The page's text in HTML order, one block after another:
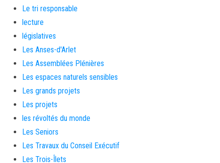
Le tri responsable
lecture
législatives
Les Anses-d'Arlet
Les Assemblées Plénières
Les espaces naturels sensibles
Les grands projets
Les projets
les révoltés du monde
Les Seniors
Les Travaux du Conseil Exécutif
Les Trois-Îlets